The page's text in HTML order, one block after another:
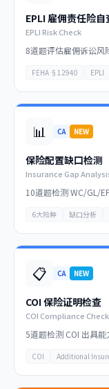
EPLI 雇佣责任险自
EPLI Risk Check
8道题评估雇佣诉讼风
FEHA §12940 EPLI
📊 CA NEW
保险配置缺口检测
Insurance Gap
10道题检测 WC/GL/
6大险种 缺口分析
📋 CA NEW
COI 保险证明检查
COI Compliance Check
5道题检测 COI 出具
COI Additional